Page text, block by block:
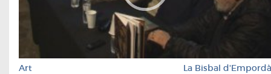
Art La Bisbal d'Empordà